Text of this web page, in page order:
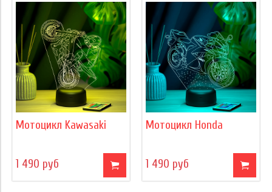
Мотоцикл Kawasaki
1 490 руб
Мотоцикл Honda
1 490 руб